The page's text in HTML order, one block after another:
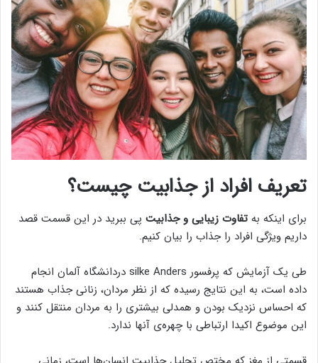
تعریف افراد از جذابیت چیست؟
برای اینکه به تفاوت زیبایی و جذابیت پی ببرید در این قسمت قصد
داریم ویژگی افراد را جذاب را بیان کنیم.
طی یک آزمایش که پرفسور silke Anders دردانشگاه آلمان انجام
داده است، به این نتایج رسیده که از نظر مردان، زنانی جذاب هستند
که احساس نزدیک بودن و همدلی بیشتری را به مردان منتقل کنند و
این موضوع اکیدا ارتباطی با چهره‌ی آنها ندارد.